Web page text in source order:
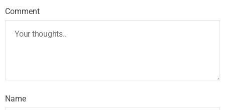
Comment
Name